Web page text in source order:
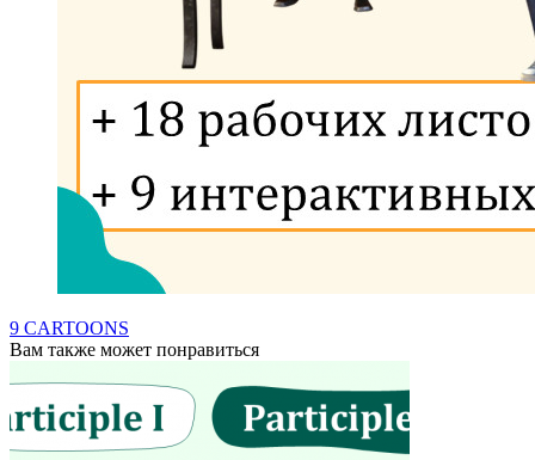
9 CARTOONS
Вам также может понравиться